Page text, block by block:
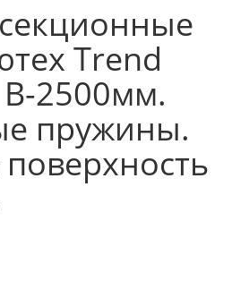
Trend
2500мм.
пружины.